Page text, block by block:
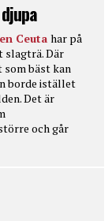
Ceuta har på
slagträ. Där
som bäst kan
borde istället
Det är
och går